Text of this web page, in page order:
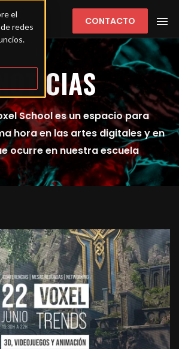
el
redes
CONTACTO
School es un espacio para
hora en las artes digitales y en
ocurre en nuestra escuela